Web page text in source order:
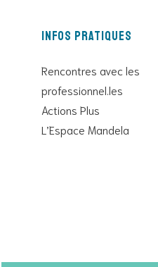
Infos pratiques
Rencontres avec les
professionnel.les
Actions Plus
L’Espace Mandela